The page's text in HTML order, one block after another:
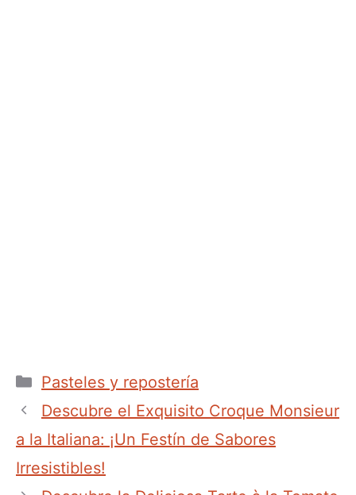
Categorías
Pasteles y repostería
Descubre el Exquisito Croque Monsieur
a la Italiana: ¡Un Festín de Sabores
Irresistibles!